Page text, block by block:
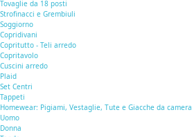
Tovaglie da 18 posti
Strofinacci e Grembiuli
Soggiorno
Copridivani
Copritutto - Teli arredo
Copritavolo
Cuscini arredo
Plaid
Set Centri
Tappeti
Homewear: Pigiami, Vestaglie, Tute e Giacche da camera
Uomo
Donna